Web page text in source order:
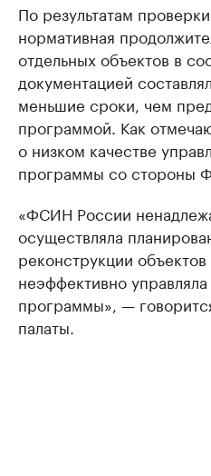
По результатам
нормативная
отдельных объектов в
документацией
меньшие сроки, чем
программой. Как
о низком качестве
программы со стороны
«ФСИН России
осуществляла
реконструкции
неэффективно
программы», —
палаты.